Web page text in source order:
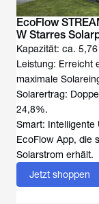
EcoFlow
W Starres
Kapazität: ca. 5,76
Leistung: Erreicht
maximale
Solarertrag:
24,8%.
Smart:
EcoFlow App, die
Solarstrom erhält.
Jetzt shoppen